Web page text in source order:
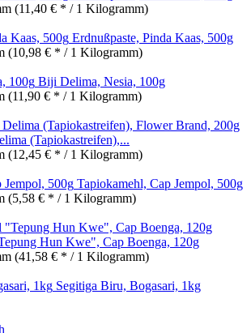
(11,40 € * / 1 Kilogramm)
Erdnußpaste, Pinda Kaas, 500g
(10,98 € * / 1 Kilogramm)
Biji Delima, Nesia, 100g
(11,90 € * / 1 Kilogramm)
(Tapiokastreifen),...
(12,45 € * / 1 Kilogramm)
Tapiokamehl, Cap Jempol, 500g
(5,58 € * / 1 Kilogramm)
Hun Kwe", Cap Boenga, 120g
(41,58 € * / 1 Kilogramm)
Segitiga Biru, Bogasari, 1kg